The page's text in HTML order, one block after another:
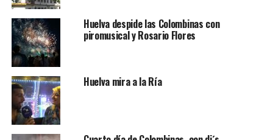
Huelva despide las Colombinas con
piromusical y Rosario Flores
Huelva mira a la Ría